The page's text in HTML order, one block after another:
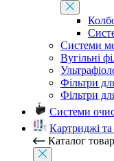
Системи
Вугільні
Фільтри
Фільтри
Системи
Картриджі та
Каталог